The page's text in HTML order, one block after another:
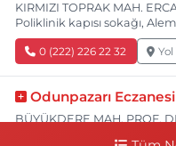
KIRMIZI TOPRAK MAH.
Poliklinik kapısı sokağı,
0 (222) 226 22 32
Odunpazarı Eczanesi
BÜYÜKDERE MAH. PROF.